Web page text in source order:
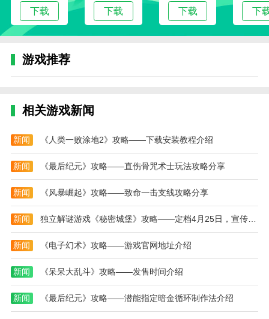
2、【画面精美细腻，音效治愈解压】独特的美术
风格搭配舒缓的背景音乐，让每一次拼图都像一次心灵
放松之旅；
3、【挑战多样，百玩不腻】无论是追求极限高分
出新关卡、新皮肤与新道具，让游戏始终保持新鲜感。
六边形拼图大师游戏测评
六边形拼图大师游戏是一款集趣味性、挑战性与视
觉美感于一体的拼图消除游戏。六边形独特的拼图构造
让玩法更具空间逻辑性，充满策略思考。游戏节奏适
中，非常适合打发碎片时间或在工作学习之余放松心
情。随着关卡难度的逐步提升，玩家会不断解锁更多消
除技巧，提升自己的空间想象与逻辑思维能力。不论你
是益智游戏的爱好者，还是想寻找一款治愈休闲的小品
游戏，这款六边形拼图大师游戏都值得你体验一番。
本站为您提供六边形拼图大师的 手机游戏 ，欢迎
大家记住本站网址，本站是您下载安卓手游app最好的
网站！
下载 下载 下载 下
游戏推荐
相关游戏新闻
新闻 《人类一败涂地2》攻略——下载安装教程介绍
新闻 《最后纪元》攻略——直伤骨咒术士玩法攻略分享
新闻 《风暴崛起》攻略——致命一击支线攻略分享
新闻 独立解谜游戏《秘密城堡》攻略——定档4月25日，宣传片发布
新闻 《电子幻术》攻略——游戏官网地址介绍
新闻 《呆呆大乱斗》攻略——发售时间介绍
新闻 《最后纪元》攻略——潜能指定暗金循环制作法介绍